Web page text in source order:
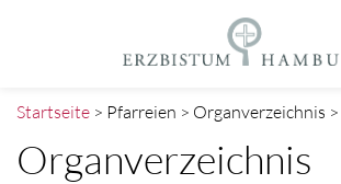
Startseite > Pfarreien > Organverzeichnis
Organverzeichnis